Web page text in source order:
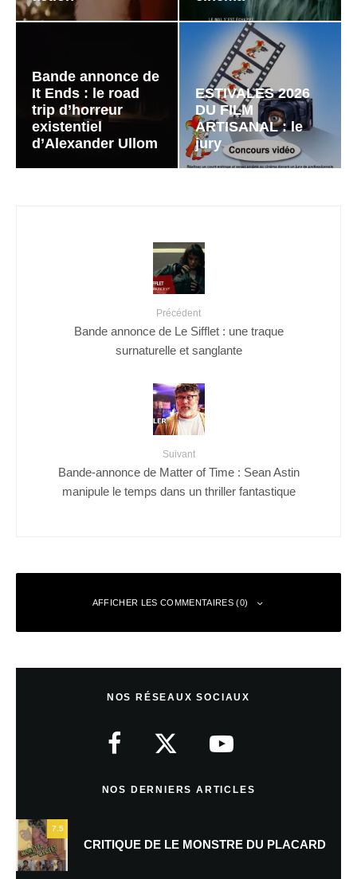
Bande annonce de
It Ends : le road
trip d’horreur
existentiel
d’Alexander Ullom
ESTIVALES 2026
DU FILM
ARTISANAL : le
jury
Précédent
Bande annonce de Le Sifflet : une traque
surnaturelle et sanglante
Suivant
Bande-annonce de Matter of Time : Sean Astin
manipule le temps dans un thriller fantastique
AFFICHER LES COMMENTAIRES (0)
NOS RÉSEAUX SOCIAUX
NOS DERNIERS ARTICLES
7.5
CRITIQUE DE LE MONSTRE DU PLACARD